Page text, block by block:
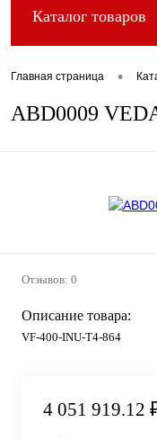
Каталог товаров
Главная страница •
ABD0009
Отзывов: 0
Описание товара:
VF-400-INU-T4-864
4 051 919.12